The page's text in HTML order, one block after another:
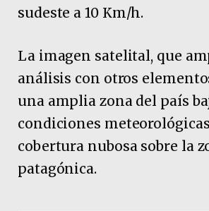
sudeste a 10 Km/h.
La imagen satelital, que
análisis con otros
una amplia zona del país
condiciones
cobertura nubosa sobre la
patagónica.